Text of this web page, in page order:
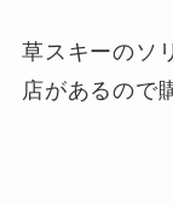
草スキーのソ
店があるので